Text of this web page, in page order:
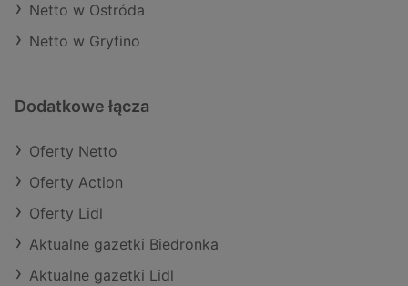
Netto w Ostróda
Netto w Gryfino
Dodatkowe łącza
Oferty Netto
Oferty Action
Oferty Lidl
Aktualne gazetki Biedronka
Aktualne gazetki Lidl